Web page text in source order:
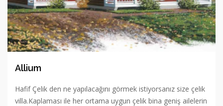
Allium
Hafif Çelik den ne yapılacağını görmek istiyorsanız size çelik
villa.Kaplaması ile her ortama uygun çelik bina geniş ailelerin